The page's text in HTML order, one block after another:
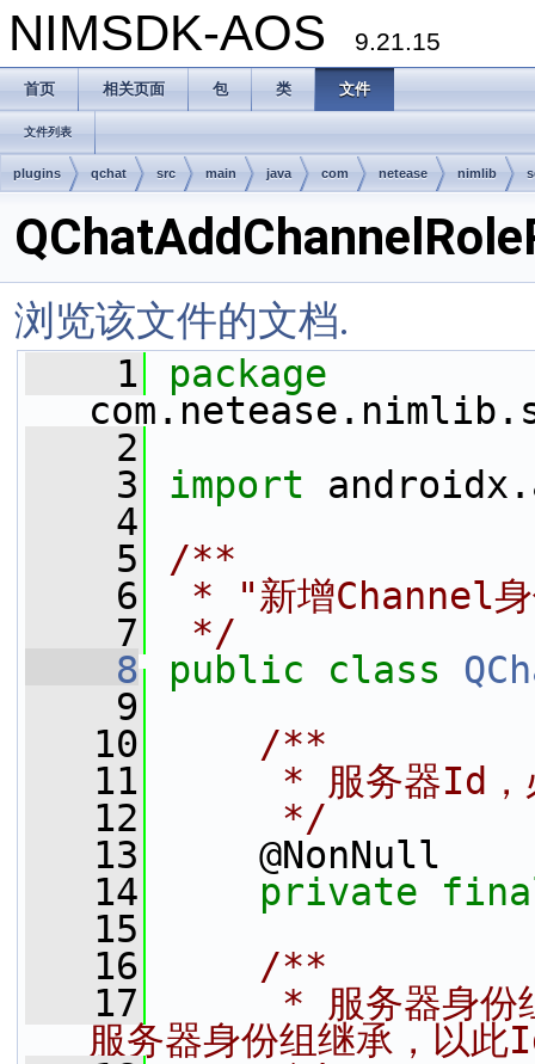
NIMSDK-AOS 9.21.15
首页 相关页面 包 类 文件
文件列表
plugins qchat src main java com netease nimlib
浏览该文件的文档.
    1
    2
    3
import
    4
    5
/**
    6
* "新增Channel身
    7
*/
    8
public class
    9
   10
    /**
   11
* 服务器Id，
   12
     */
   13
@NonNull
   14
private
   15
   16
    /**
   17
* 服务器身份
服务器身份组继承，以